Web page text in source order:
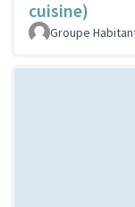
cuisine)
Groupe